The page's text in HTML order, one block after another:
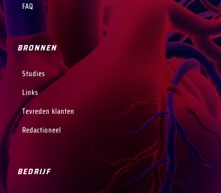
FAQ
BRONNEN
Studies
Links
Tevreden klanten
Redactioneel
BEDRIJF